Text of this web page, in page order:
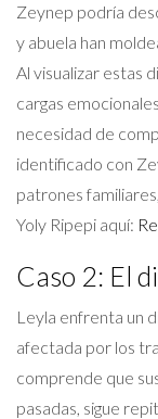
Zeynep podría
y abuela han
Al visualizar estas
cargas
necesidad de
identificado con
patrones
Yoly Ripepi aquí:
Caso 2: El
Leyla enfrenta un
afectada por los
comprende que
pasadas, sigue